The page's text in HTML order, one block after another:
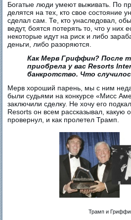
Богатые люди умеют выживать. По
делятся на тех, кто свое состояние
сделал сам. Те, кто унаследовал,
ведут, боятся потерять то, что у них
некоторые идут на риск и либо
деньги, либо разоряются.
Как Мерв Гриффин? После
приобрела у вас Resorts
банкротство. Что
Мерв хороший парень, мы с ним
были судьями на конкурсе «Мисс
заключили сделку. Не хочу его
Resorts он всем рассказывал, какую
провернул, и как пролетел Трамп.
Трамп и